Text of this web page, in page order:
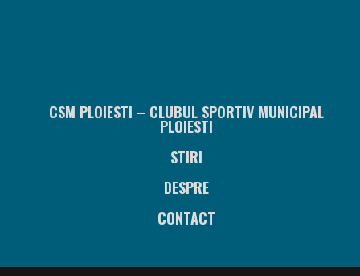
CSM PLOIESTI – CLUBUL SPORTIV MUNICIPAL
PLOIESTI
STIRI
DESPRE
CONTACT